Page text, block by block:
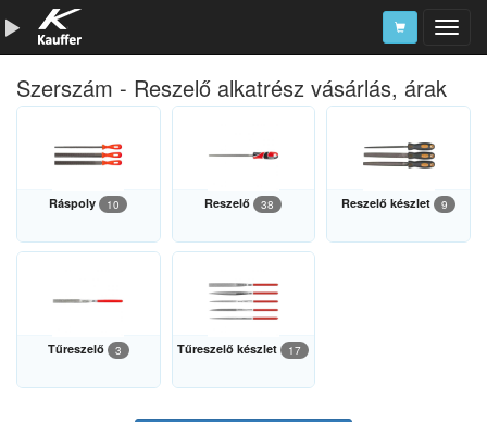
Szerszámkatalógus
Alkatrészek
Szerszám - Reszelő alkatrész vásárlás, árak
Ráspoly 10 Reszelő 38 Reszelő készlet 9
Tűreszelő 3 Tűreszelő készlet 17